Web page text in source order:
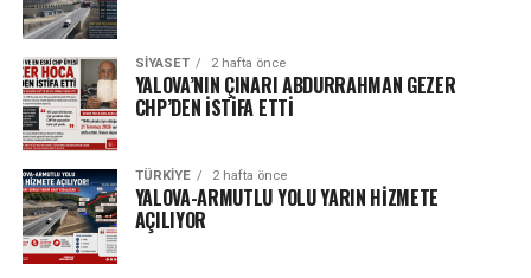
SIYASET 2 hafta önce
YALOVA’NIN ÇINARI ABDURRAHMAN GEZER
CHP’DEN İSTİFA ETTİ
TÜRKIYE 2 hafta önce
YALOVA-ARMUTLU YOLU YARIN HİZMETE
AÇILIYOR